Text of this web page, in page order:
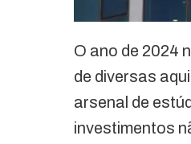
O ano de 2024
de diversas
arsenal de
investimentos